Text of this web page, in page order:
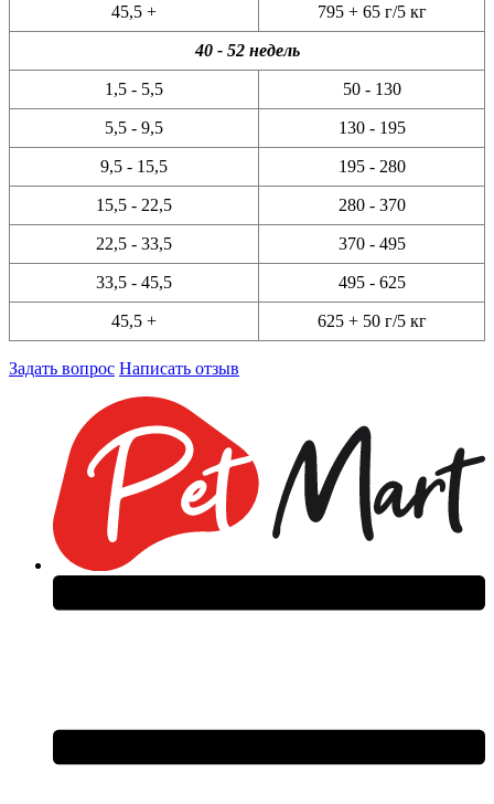
45,5 + 795 + 65 г/5 кг
40 - 52 недель
1,5 - 5,5 50 - 130
5,5 - 9,5 130 - 195
9,5 - 15,5 195 - 280
15,5 - 22,5 280 - 370
22,5 - 33,5 370 - 495
33,5 - 45,5 495 - 625
45,5 + 625 + 50 г/5 кг
Задать вопрос Написать отзыв